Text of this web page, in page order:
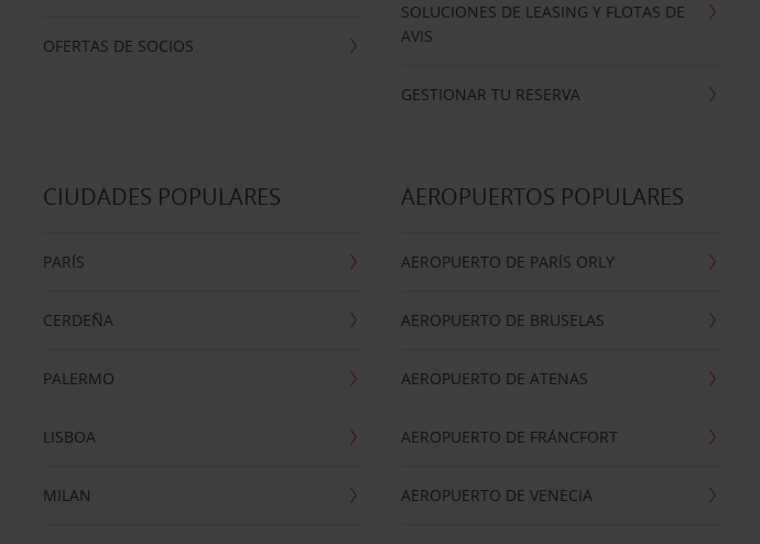
OFERTAS DE SOCIOS
SOLUCIONES DE LEASING Y FLOTAS DE
AVIS
GESTIONAR TU RESERVA
CIUDADES POPULARES
PARÍS
CERDEÑA
PALERMO
LISBOA
MILAN
AEROPUERTOS POPULARES
AEROPUERTO DE PARÍS ORLY
AEROPUERTO DE BRUSELAS
AEROPUERTO DE ATENAS
AEROPUERTO DE FRÁNCFORT
AEROPUERTO DE VENECIA